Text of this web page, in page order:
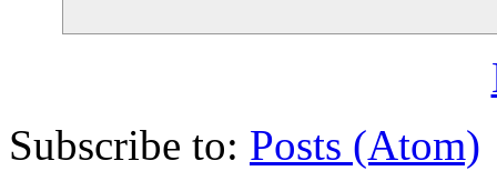
Subscribe to: Posts (Atom)